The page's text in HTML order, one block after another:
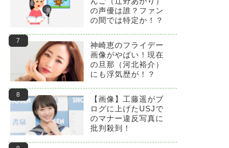
の声優は誰？ファン
の間では特定か！？
神崎恵のフライデー
画像がやばい！現在
の旦那（河北裕介）
にも浮気歴が！？
【画像】工藤遥がブ
ログに上げたUSJで
のマナー違反写真に
批判殺到！